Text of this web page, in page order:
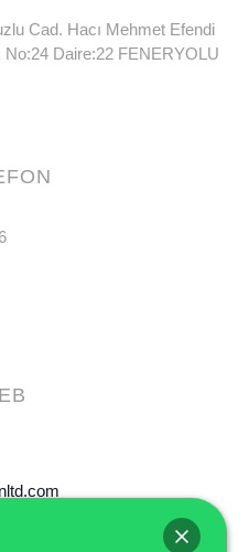
Cad. Hacı Mehmet Efendi
No:24 Daire:22 FENERYOLU